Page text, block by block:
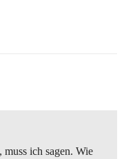
ich sagen. Wie